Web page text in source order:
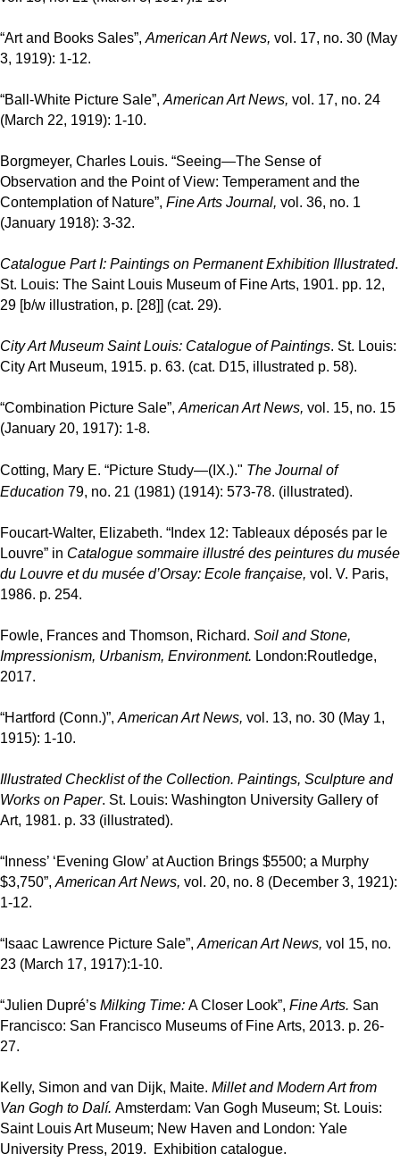
“Art and Books Sales”, American Art News, vol. 17, no. 30 (May
3, 1919): 1-12.
“Ball-White Picture Sale”, American Art News, vol. 17, no. 24
(March 22, 1919): 1-10.
Borgmeyer, Charles Louis. “Seeing—The Sense of
Observation and the Point of View: Temperament and the
Contemplation of Nature”, Fine Arts Journal, vol. 36, no. 1
(January 1918): 3-32.
Catalogue Part I: Paintings on Permanent Exhibition Illustrated.
St. Louis: The Saint Louis Museum of Fine Arts, 1901. pp. 12,
29 [b/w illustration, p. [28]] (cat. 29).
City Art Museum Saint Louis: Catalogue of Paintings. St. Louis:
City Art Museum, 1915. p. 63. (cat. D15, illustrated p. 58).
“Combination Picture Sale”, American Art News, vol. 15, no. 15
(January 20, 1917): 1-8.
Cotting, Mary E. “Picture Study—(IX.)." The Journal of
Education 79, no. 21 (1981) (1914): 573-78. (illustrated).
Foucart-Walter, Elizabeth. “Index 12: Tableaux déposés par le
Louvre” in Catalogue sommaire illustré des peintures du musée
du Louvre et du musée d’Orsay: Ecole française, vol. V. Paris,
1986. p. 254.
Fowle, Frances and Thomson, Richard. Soil and Stone,
Impressionism, Urbanism, Environment. London:Routledge,
2017.
“Hartford (Conn.)”, American Art News, vol. 13, no. 30 (May 1,
1915): 1-10.
Illustrated Checklist of the Collection. Paintings, Sculpture and
Works on Paper. St. Louis: Washington University Gallery of
Art, 1981. p. 33 (illustrated).
“Inness’ ‘Evening Glow’ at Auction Brings $5500; a Murphy
$3,750”, American Art News, vol. 20, no. 8 (December 3, 1921):
1-12.
“Isaac Lawrence Picture Sale”, American Art News, vol 15, no.
23 (March 17, 1917):1-10.
“Julien Dupré’s Milking Time: A Closer Look”, Fine Arts. San
Francisco: San Francisco Museums of Fine Arts, 2013. p. 26-
27.
Kelly, Simon and van Dijk, Maite. Millet and Modern Art from
Van Gogh to Dalí. Amsterdam: Van Gogh Museum; St. Louis:
Saint Louis Art Museum; New Haven and London: Yale
University Press, 2019. Exhibition catalogue.